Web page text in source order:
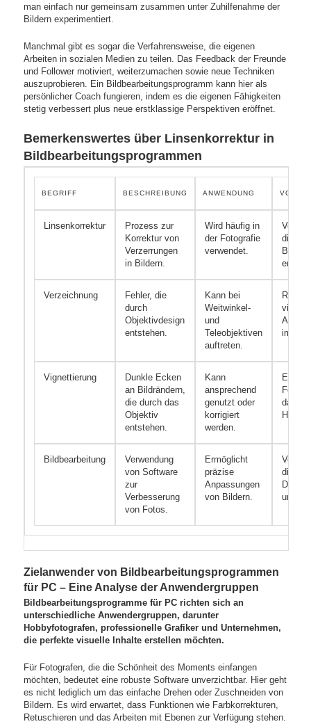
man einfach nur gemeinsam zusammen unter Zuhilfenahme der
Bildern experimentiert.
Manchmal gibt es sogar die Verfahrensweise, die eigenen
Arbeiten in sozialen Medien zu teilen. Das Feedback der Freunde
und Follower motiviert, weiterzumachen sowie neue Techniken
auszuprobieren. Ein Bildbearbeitungsprogramm kann hier als
persönlicher Coach fungieren, indem es die eigenen Fähigkeiten
stetig verbessert plus neue erstklassige Perspektiven eröffnet.
Bemerkenswertes über Linsenkorrektur in
Bildbearbeitungsprogrammen
BEGRIFF BESCHREIBUNG ANWENDUNG
Linsenkorrektur
Prozess zur
Korrektur von
Verzerrungen
in Bildern.
Wird häufig in
der Fotografie
verwendet.
die
Verzeichnung
Fehler, die
durch
Objektivdesign
entstehen.
Kann bei
Weitwinkel-
und
Teleobjektiven
auftreten.
im
Vignettierung
Dunkle Ecken
an Bildrändern,
die durch das
Objektiv
entstehen.
Kann
ansprechend
genutzt oder
korrigiert
werden.
Erhöht
Fokus
das
Bildbearbeitung
Verwendung
von Software
zur
Verbesserung
von Fotos.
Ermöglicht
präzise
Anpassungen
von Bildern.
die
und
Zielanwender von Bildbearbeitungsprogrammen
für PC – Eine Analyse der Anwendergruppen
Bildbearbeitungsprogramme für PC richten sich an
unterschiedliche Anwendergruppen, darunter
Hobbyfotografen, professionelle Grafiker und Unternehmen,
die perfekte visuelle Inhalte erstellen möchten.
Für Fotografen, die die Schönheit des Moments einfangen
möchten, bedeutet eine robuste Software unverzichtbar. Hier geht
es nicht lediglich um das einfache Drehen oder Zuschneiden von
Bildern. Es wird erwartet, dass Funktionen wie Farbkorrekturen,
Retuschieren und das Arbeiten mit Ebenen zur Verfügung stehen.